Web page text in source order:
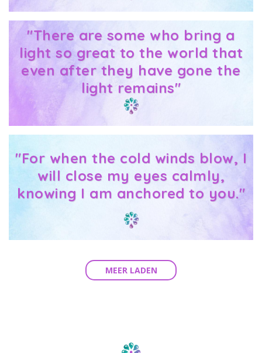
"There are some who bring a
light so great to the world that
even after they have gone the
light remains"
"For when the cold winds blow, I
will close my eyes calmly,
knowing I am anchored to you."
MEER LADEN